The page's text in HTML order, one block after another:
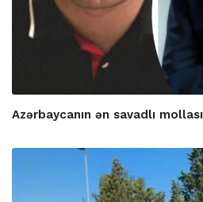
Azərbaycanın ən savadlı mollası